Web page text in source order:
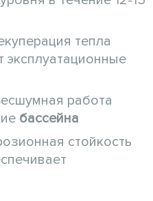
тепла
эксплуатационные
работа
бассейна
стойкость